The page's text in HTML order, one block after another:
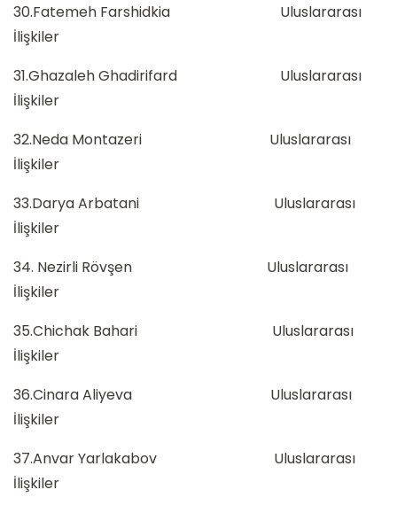
30.Fatemeh Farshidkia Uluslararası
İlişkiler
31.Ghazaleh Ghadirifard Uluslararası
İlişkiler
32.Neda Montazeri Uluslararası
İlişkiler
33.Darya Arbatani Uluslararası
İlişkiler
34. Nezirli Rövşen Uluslararası
İlişkiler
35.Chichak Bahari Uluslararası
İlişkiler
36.Cinara Aliyeva Uluslararası
İlişkiler
37.Anvar Yarlakabov Uluslararası
İlişkiler